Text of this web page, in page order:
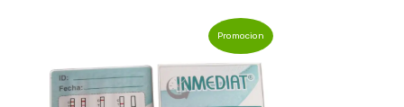
Promocion